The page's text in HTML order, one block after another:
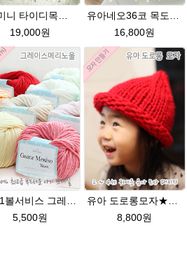
(C)미니 타이디목도리★그레이스메리노울 미니목도리뜨기 아이코드 뜨개질
19,000원
유아네오36코 목도리뜨기★에이미울/유아목도리/아기목도리뜨개질
16,800원
5,500원
8,800원